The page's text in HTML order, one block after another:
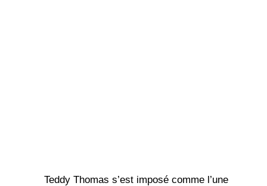
Teddy Thomas s’est imposé comme l’une